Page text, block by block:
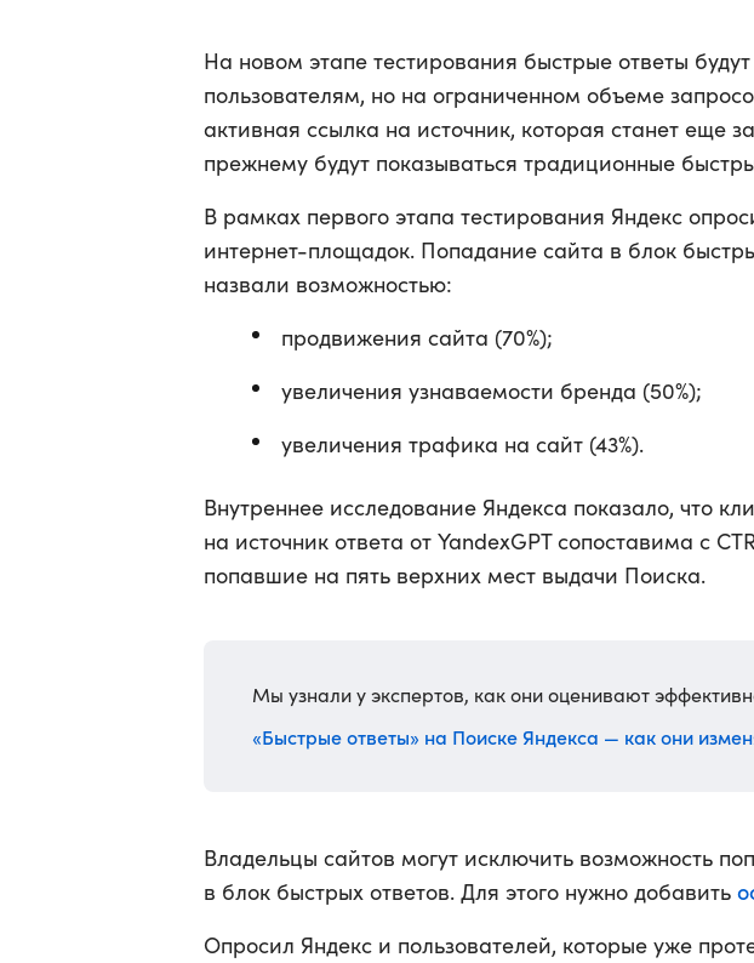
На новом этапе тестирования быстрые ответы
пользователям, но на ограниченном объеме
активная ссылка на источник, которая станет еще
прежнему будут показываться традиционные
В рамках первого этапа тестирования Яндекс
интернет-площадок. Попадание сайта в блок
назвали возможностью:
продвижения сайта (70%);
увеличения узнаваемости бренда (50%);
увеличения трафика на сайт (43%).
Внутреннее исследование Яндекса показало, что
на источник ответа от YandexGPT сопоставима с
попавшие на пять верхних мест выдачи Поиска.
Мы узнали у экспертов, как они оценивают
«Быстрые ответы» на Поиске Яндекса — как они
Владельцы сайтов могут исключить возможность
в блок быстрых ответов. Для этого нужно добавить
Опросил Яндекс и пользователей, которые уже